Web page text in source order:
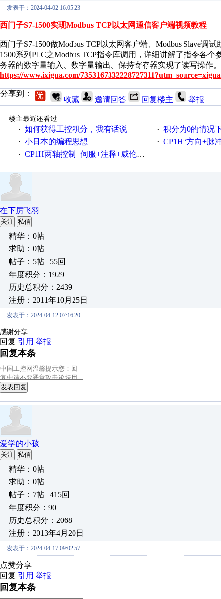
发表于：2024-04-02 16:05:23
西门子S7-1500实现Modbus TCP以太网通信客户端视频教程
西门子S7-1500做Modbus TCP以太网客户端、Modbus Slave调
1500系列PLC之Modbus TCP指令库调用，详细讲解了指令各个
务器的数字量输入、数字量输出、保持寄存器实现了读写操作。
https://www.ixigua.com/
分享到：
收藏 邀请回答 回复楼主 举报
楼主最近还看过
· 如何获得工控积分，我有话说 · 积分为0的情况
· 小日本的编程思想 · CP1H“方向+脉
· CP1H两轴控制+伺服+注释+威伦触屏
在下厉飞羽
关注 私信
精华：0帖
求助：0帖
帖子：5帖 | 55回
年度积分：1929
历史总积分：2439
注册：2011年10月25日
发表于：2024-04-12 07:16:20
感谢分享
回复 引用 举报
回复本条
发表回复
爱学的小孩
关注 私信
精华：0帖
求助：0帖
帖子：7帖 | 415回
年度积分：90
历史总积分：2068
注册：2013年4月20日
发表于：2024-04-17 09:02:57
点赞分享
回复 引用 举报
回复本条